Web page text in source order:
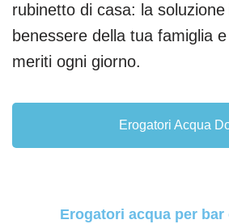
rubinetto di casa: la soluzione
benessere della tua famiglia
meriti ogni giorno.
Erogatori Acqua
Erogatori acqua per